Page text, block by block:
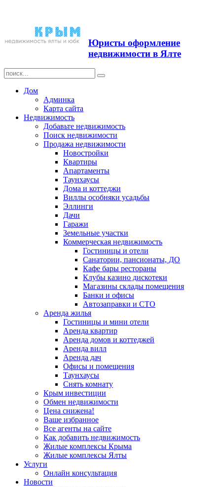
Юристы оформление
недвижимости в Ялте
Дом
Админка
Карта сайта
Недвижимость
Добавьте недвижимость
Поиск недвижимости
Продажа недвижимости
Новостройки
Квартиры
Апартаменты
Таунхаусы
Дома и коттеджи
Виллы особняки усадьбы
Эллинги
Дачи
Гаражи
Земельные участки
Коммерческая недвижимость
Гостиницы и отели
Санатории, пансионаты, ДО
Кафе бары рестораны
Клубы казино дискотеки
Магазины склады помещения
Банки и офисы
Автозаправки и СТО
Аренда жилья
Гостиницы и мини отели
Аренда квартир
Аренда домов и коттеджей
Аренда вилл
Аренда дач
Офисы и помещения
Таунхаусы
Снять комнату
Крым инвестиции
Обмен недвижимости
Цена снижена!
Ваше избранное
Все агенты на сайте
Как добавить недвижимость
Жилые комплексы Крыма
Жилые комплексы Ялты
Услуги
Онлайн консультация
Новости